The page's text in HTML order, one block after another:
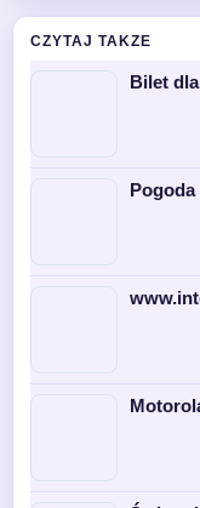
CZYTAJ TAKZE
Bilet